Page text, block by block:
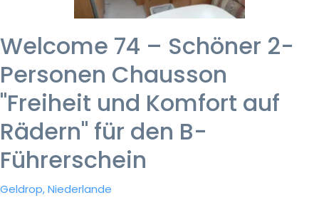
Welcome 74 – Schöner 2-
Personen Chausson
"Freiheit und Komfort auf
Rädern" für den B-
Führerschein
Geldrop, Niederlande